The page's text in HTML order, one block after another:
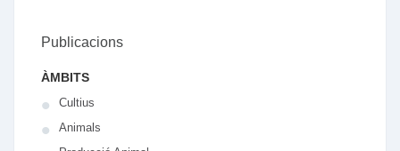
Publicacions
ÀMBITS
Cultius
Animals